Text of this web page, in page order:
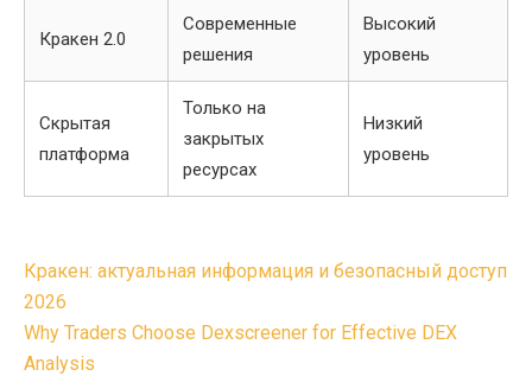
Кракен 2.0
Современные
решения
Высокий
уровень
Скрытая
платформа
Только на
закрытых
ресурсах
Низкий
уровень
Post
navigation
Кракен: актуальная информация и безопасный доступ
2026
Why Traders Choose Dexscreener for Effective DEX
Analysis